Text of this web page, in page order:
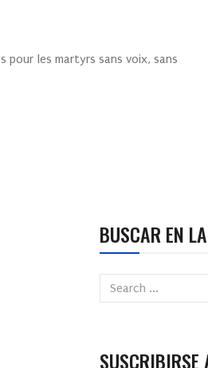
pour les martyrs sans voix, sans
BUSCAR EN
SUSCRIBIRSE